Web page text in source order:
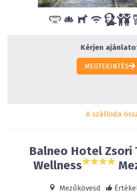
Kérjen
MEGTEKINTÉS
A szálloda
Balneo Hotel Zsori
Wellness
Mezőkövesd